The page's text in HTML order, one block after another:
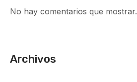
No hay comentarios que mostrar.
Archivos